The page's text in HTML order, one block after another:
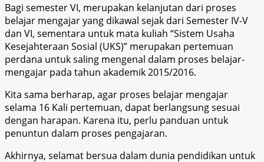
Bagi semester VI, merupakan kelanjutan dari proses
belajar mengajar yang dikawal sejak dari Semester IV-V
dan VI, sementara untuk mata kuliah “Sistem Usaha
Kesejahteraan Sosial (UKS)” merupakan pertemuan
perdana untuk saling mengenal dalam proses belajar-
mengajar pada tahun akademik 2015/2016.
Kita sama berharap, agar proses belajar mengajar
selama 16 Kali pertemuan, dapat berlangsung sesuai
dengan harapan. Karena itu, perlu panduan untuk
penuntun dalam proses pengajaran.
Akhirnya, selamat bersua dalam dunia pendidikan untuk